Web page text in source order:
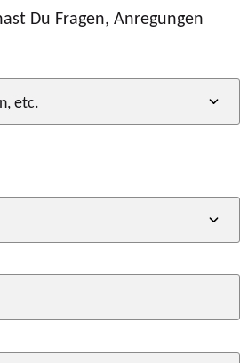
Du Fragen, Anregungen